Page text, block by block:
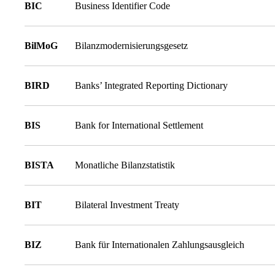
BIC Business Identifier Code
BilMoG Bilanzmodernisierungsgesetz
BIRD Banks’ Integrated Reporting Dictionary
BIS Bank for International Settlement
BISTA Monatliche Bilanzstatistik
BIT Bilateral Investment Treaty
BIZ Bank für Internationalen Zahlungsausgleich